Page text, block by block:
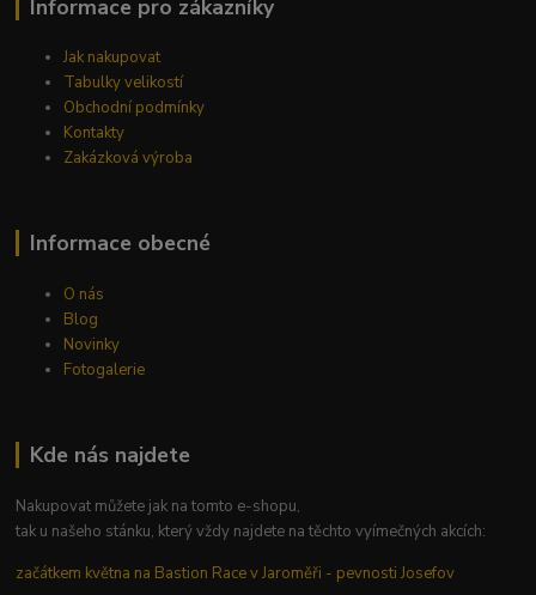
Informace pro zákazníky
Jak nakupovat
Tabulky velikostí
Obchodní podmínky
Kontakty
Zakázková výroba
Informace obecné
O nás
Blog
Novinky
Fotogalerie
Kde nás najdete
Nakupovat můžete jak na tomto e-shopu,
tak u našeho stánku, který vždy najdete na těchto vyímečných akcích:
začátkem května na Bastion Race v Jaroměři - pevnosti Josefov